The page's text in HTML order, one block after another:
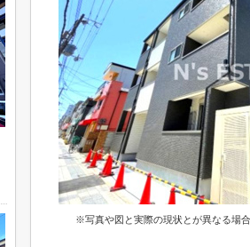
※写真や図と実際の現状とが異なる場